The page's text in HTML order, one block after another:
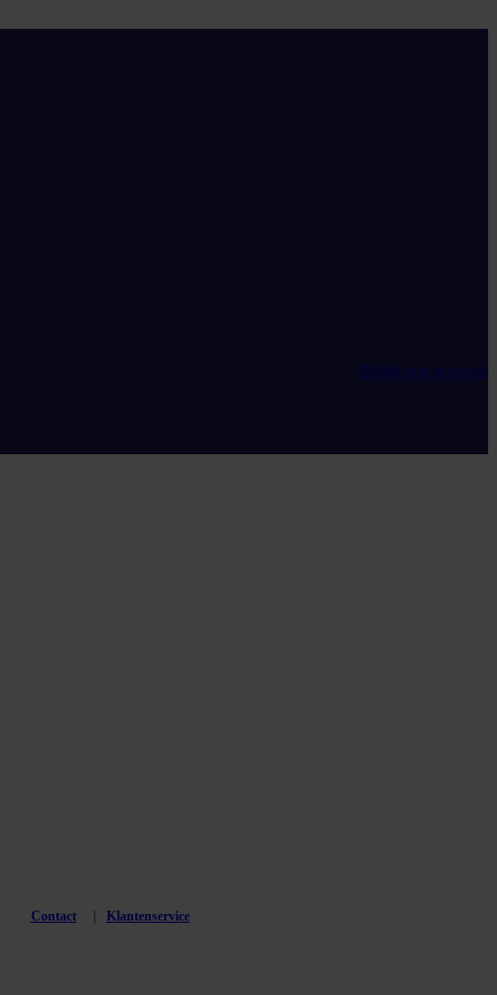
Maak een account
Contact Klantenservice